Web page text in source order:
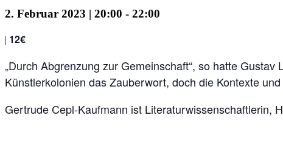
2. Februar 2023 | 20:00 - 22:00
| 12€
„Durch Abgrenzung zur Gemeinschaft“, so hatte
Künstlerkolonien das Zauberwort, doch die Kontexte
Gertrude Cepl-Kaufmann ist Literaturwissenschaftlerin,